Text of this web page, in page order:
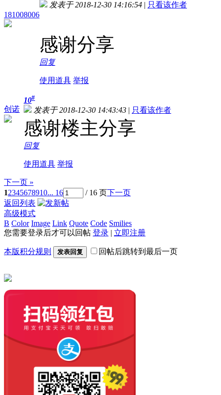
181008006
发表于 2018-12-30 14:16:54 | 只看该作者
感谢分享
回复
使用道具 举报
创诺
10#
发表于 2018-12-30 14:43:43 | 只看该作者
感谢楼主分享
回复
使用道具 举报
下一页 »
12345678910... 16 / 16 页下一页
返回列表
高级模式
B Color Image Link Quote Code Smilies
您需要登录后才可以回帖 登录 | 立即注册
本版积分规则 发表回复 回帖后跳转到最后一页